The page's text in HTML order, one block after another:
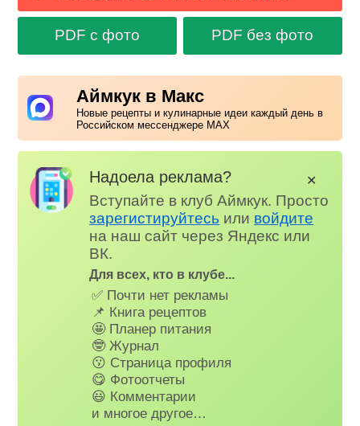
PDF с фото PDF без фото
Аймкук в Макс
Новые рецепты и кулинарные идеи каждый день в
Российском мессенджере MAX
Надоела реклама?
Вступайте в клуб Аймкук. Просто
зарегистируйтесь или войдите
на наш сайт через Яндекс или
ВК.
Для всех, кто в клубе...
✅ Почти нет рекламы
📌 Книга рецептов
🤩 Планер питания
🤓 Журнал
😗 Страница профиля
😋 Фотоотчеты
😃 Комментарии
и многое другое…
✕